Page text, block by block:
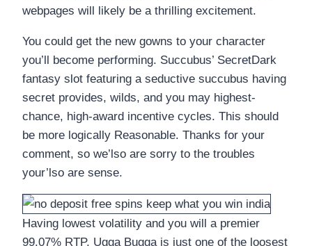
webpages will likely be a thrilling excitement.
You could get the new gowns to your character
you’ll become performing. Succubus’ SecretDark
fantasy slot featuring a seductive succubus having
secret provides, wilds, and you may highest-
chance, high-award incentive cycles. This should
be more logically Reasonable. Thanks for your
comment, so we’lso are sorry to the troubles
your’lso are sense.
Having lowest volatility and you will a premier
99.07% RTP, Ugga Bugga is just one of the loosest